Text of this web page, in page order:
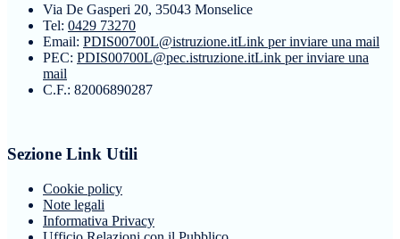
Via De Gasperi 20, 35043 Monselice
Tel: 0429 73270
Email: PDIS00700L@istruzione.itLink per inviare una mail
PEC: PDIS00700L@pec.istruzione.itLink per inviare una
mail
C.F.: 82006890287
Sezione Link Utili
Cookie policy
Note legali
Informativa Privacy